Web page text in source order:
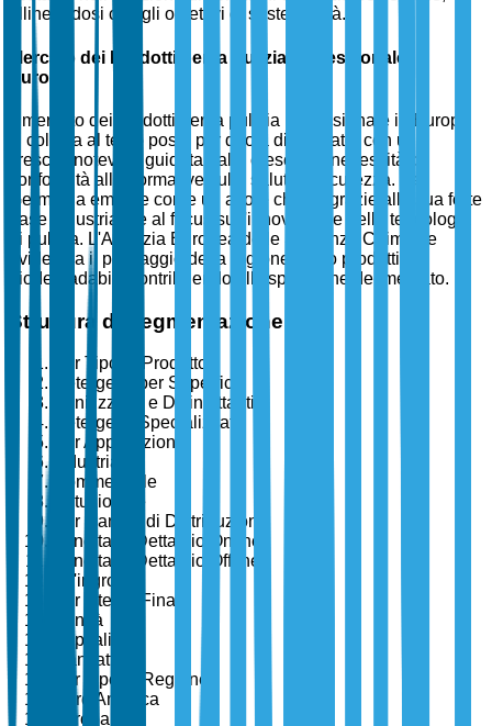
allineandosi con gli obiettivi di sostenibilità.
Mercato dei Prodotti per la Pulizia Professionale in
Europa
Il mercato dei prodotti per la pulizia professionale in Europa
si colloca al terzo posto per quota di mercato, con una
crescita notevole guidata dalla crescente necessità di
conformità alle normative sulla salute e sicurezza. La
Germania emerge come un attore chiave grazie alla sua forte
base industriale e al focus sull'innovazione nella tecnologia
di pulizia. L'Agenzia Europea delle Sostanze Chimiche
evidenzia il passaggio della regione verso prodotti
biodegradabili, contribuendo all'espansione del mercato.
Struttura di Segmentazione
Per Tipo di Prodotto
Detergenti per Superfici
Sanitizzanti e Disinfettanti
Detergenti Specializzati
Per Applicazione
Industriale
Commerciale
Istituzionale
Per Canale di Distribuzione
Vendita al Dettaglio Online
Vendita al Dettaglio Offline
All'ingrosso
Per Utente Finale
Sanità
Ospitalità
Manifattura
Per Tipo di Regione
Nord America
Europa